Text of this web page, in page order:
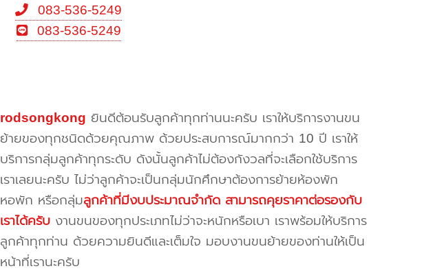
083-536-5249
083-536-5249
rodsongkong ยินดีต้อนรับลูกค้าทุกท่านนะครับ เราให้บริการงานขน
ย้ายของทุกชนิดด้วยคุณภาพ ด้วยประสบการณ์มากกว่า 10 ปี เราให้
บริการกลุ่มลูกค้าทุกระดับ ดังนั้นลูกค้าไม่ต้องกังวลที่จะเลือกใช้บริการ
เราเลยนะครับ ไม่ว่าลูกค้าจะเป็นกลุ่มนักศึกษาต้องการย้ายห้องพัก
หอพัก หรือกลุ่มลูกค้าที่มีงบประมาณจำกัด สามารถคุยราคาต่อรองกับ
เราได้ครับงานขนของทุกประเภทไม่ว่าจะหนักหรือเบา เราพร้อมให้บริการ
ลูกค้าทุกท่าน ด้วยความยินดีและเต็มใจ มอบงานขนย้ายของท่านให้เป็น
หน้าที่เรานะครับ